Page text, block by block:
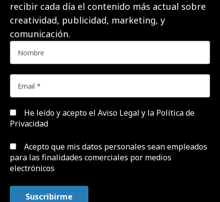
recibir cada día el contenido más actual sobre
creatividad, publicidad, marketing, y
comunicación.
He leído y acepto el Aviso Legal y la Política de
Privacidad
Acepto que mis datos personales sean empleados
para las finalidades comerciales por medios
electrónicos